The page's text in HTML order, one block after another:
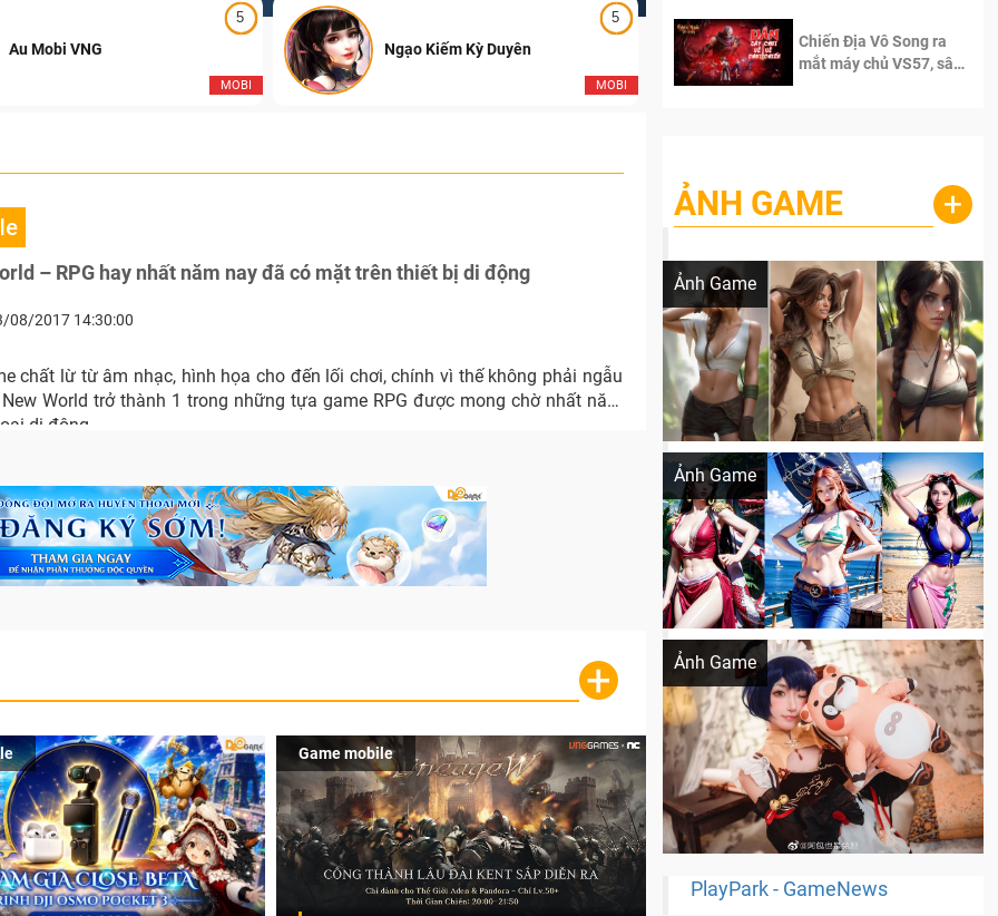
5
MOBI
Au Mobi VNG
5
MOBI
Ngạo Kiếm Kỳ Duyên Ngạo Thiên Mobile
– RPG hay nhất năm nay đã có mặt trên thiết bị di động
08/2017 14:30:00
chất lừ từ âm nhạc, hình họa cho đến lối chơi, chính vì thế không phải ngẫu
World trở thành 1 trong những tựa game RPG được mong chờ nhất năm
di động.
+
Game mobile
Chiến Địa Vô Song ra
mắt máy chủ VS57, sân
ẢNH GAME +
Ảnh Game
Lala Croft vừa nóng vừa xinh dưới nét vẽ
Ảnh Game
Khi AI Cosplay gái đẹp One Piece
Ảnh Game
Cosplay Xiangling siêu cute
PlayPark - GameNews